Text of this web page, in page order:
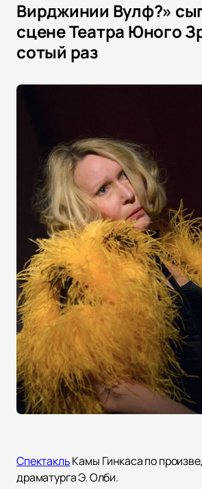
Вирджинии Вулф?»
сцене Театра Юного
сотый раз
СпектакльКамы Гинкаса по
драматурга Э. Олби.